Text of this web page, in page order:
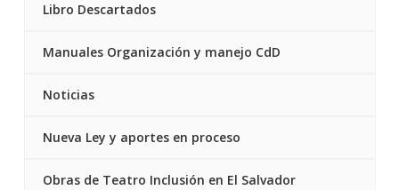
Libro Descartados
Manuales Organización y manejo CdD
Noticias
Nueva Ley y aportes en proceso
Obras de Teatro Inclusión en El Salvador